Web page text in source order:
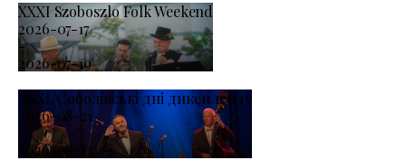
XXXI Szoboszlo Folk Weekend
2026-07-17
-
2026-07-19
XXXI. Соболівські дні диксиленду
2026-08-21
-
2026-08-23